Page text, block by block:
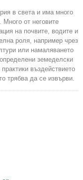
в света и има много
Много от неговите
на почвите, водите и
роля, например чрез
или намаляването
земеделски
въздействието
трябва да се извърви.